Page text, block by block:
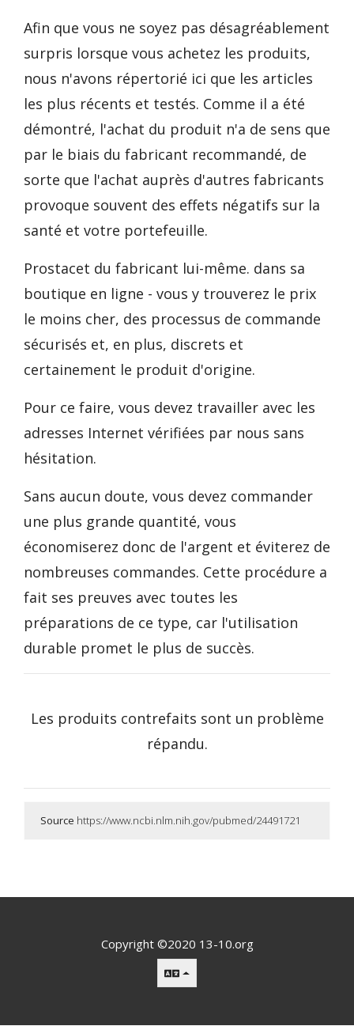
Afin que vous ne soyez pas désagréablement
surpris lorsque vous achetez les produits,
nous n'avons répertorié ici que les articles
les plus récents et testés. Comme il a été
démontré, l'achat du produit n'a de sens que
par le biais du fabricant recommandé, de
sorte que l'achat auprès d'autres fabricants
provoque souvent des effets négatifs sur la
santé et votre portefeuille.
Prostacet du fabricant lui-même. dans sa
boutique en ligne - vous y trouverez le prix
le moins cher, des processus de commande
sécurisés et, en plus, discrets et
certainement le produit d'origine.
Pour ce faire, vous devez travailler avec les
adresses Internet vérifiées par nous sans
hésitation.
Sans aucun doute, vous devez commander
une plus grande quantité, vous
économiserez donc de l'argent et éviterez de
nombreuses commandes. Cette procédure a
fait ses preuves avec toutes les
préparations de ce type, car l'utilisation
durable promet le plus de succès.
Les produits contrefaits sont un problème
répandu.
Source https://www.ncbi.nlm.nih.gov/pubmed/24491721
Copyright ©2020 13-10.org